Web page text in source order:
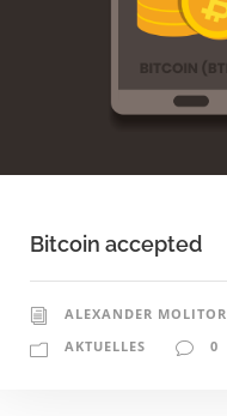
Bitcoin accepted
ALEXANDER MOLITOR
AKTUELLES
0